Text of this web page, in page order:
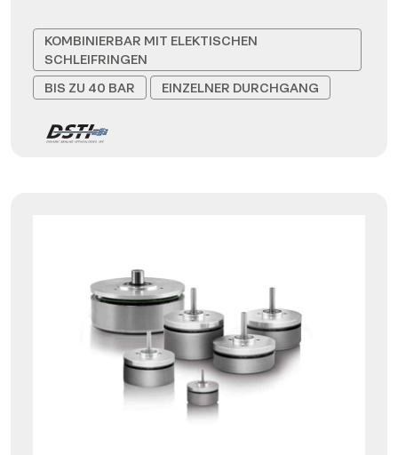
KOMBINIERBAR MIT ELEKTISCHEN
SCHLEIFRINGEN
BIS ZU 40 BAR
EINZELNER DURCHGANG